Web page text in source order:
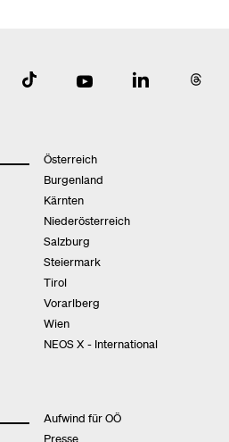
Österreich
Burgenland
Kärnten
Niederösterreich
Salzburg
Steiermark
Tirol
Vorarlberg
Wien
NEOS X - International
Aufwind für OÖ
Presse